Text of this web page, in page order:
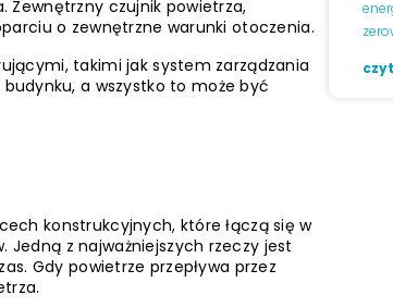
Zewnętrzny czujnik powietrza,
o zewnętrzne warunki otoczenia.
takimi jak system zarządzania
a wszystko to może być
konstrukcyjnych, które łączą się w
Jedną z najważniejszych rzeczy jest
Gdy powietrze przepływa przez